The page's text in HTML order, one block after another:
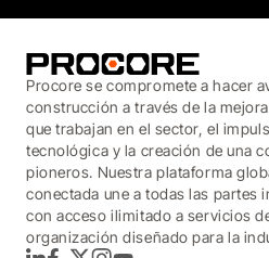
Procore se compromete a hacer
construcción a través de la
que trabajan en el sector, el
tecnológica y la creación de una
pioneros. Nuestra plataforma
conectada une a todas las partes
con acceso ilimitado a servicios
organización diseñado para la